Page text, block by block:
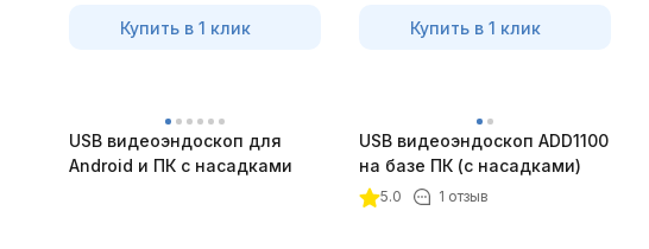
Купить в 1 клик Купить в 1 клик
USB видеоэндоскоп для
Android и ПК с насадками
USB видеоэндоскоп ADD1100
на базе ПК (с насадками)
5.0 1 отзыв